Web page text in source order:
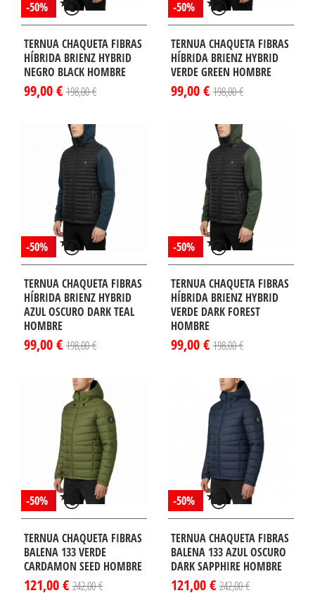
-50%
TERNUA CHAQUETA FIBRAS
HÍBRIDA BRIENZ HYBRID
NEGRO BLACK HOMBRE
99,00 € 198,00 €
-50%
TERNUA CHAQUETA FIBRAS
HÍBRIDA BRIENZ HYBRID
VERDE GREEN HOMBRE
99,00 € 198,00 €
-50%
TERNUA CHAQUETA FIBRAS
HÍBRIDA BRIENZ HYBRID
AZUL OSCURO DARK TEAL
HOMBRE
99,00 € 198,00 €
-50%
TERNUA CHAQUETA FIBRAS
HÍBRIDA BRIENZ HYBRID
VERDE DARK FOREST
HOMBRE
99,00 € 198,00 €
-50%
TERNUA CHAQUETA FIBRAS
BALENA 133 VERDE
CARDAMON SEED HOMBRE
121,00 € 242,00 €
-50%
TERNUA CHAQUETA FIBRAS
BALENA 133 AZUL OSCURO
DARK SAPPHIRE HOMBRE
121,00 € 242,00 €